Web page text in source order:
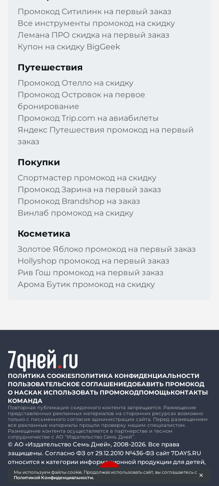
Мы используем файлы cookie. Продолжая использовать сайт, вы соглашаетесь с
Политикой Конфиденциальности.
Промокод Cитилинк на первый заказ
Все инструменты промокод на скидку
Лемана ПРО скидка на первый заказ
Купон на скидку BigGeek
Путешествия
Промокод Отелло на скидку
Промокод Островок на первое
бронирование
Промокод Trip.com на авиабилеты
Яндекс Путешествия промокод на первый
заказ
Покупки
Спортмастер промокод на скидку
Промокод Зарина на первый заказ
Промокод Brandshop на заказ
Винлаб промокод на скидку
Косметика
Золотое Яблоко промокод на первый заказ
Hollyshop промокод на первый заказ
Рив Гош промокод на первый заказ
Арома Бутик промокод на скидку
ПОЛИТИКА COOKIESПОЛИТИКА КОНФИДЕНЦИАЛЬНОСТИ
ПОЛЬЗОВАТЕЛЬСКОЕ СОГЛАШЕНИЕДОБАВИТЬ ПРОМОКОД
О НАСКАК ИСПОЛЬЗОВАТЬ ПРОМОКОДПОМОЩЬКОНТАКТЫ
КОМАНДА
Повторная публикация скидочного контента запрещается. Размещение
представленных рекламных материалов на сторонних ресурсах возможно
только с письменного согласия администрации сайта. Перед размещением
все рекламные материалы прошли проверку нашим специалистом.
Размещение контента осуществляется в партнерстве и тесном
сотрудничестве с АО “Издательство Семь Дней”.
© АО «Издательство Семь Дней», 2008-2026. Все права
защищены. Согласно ФЗ от 29.12.2010 №436-ФЗ сайт 7DAYS.RU
относится к категории информационной продукции для детей,
достигших возраста шестнадцати лет.